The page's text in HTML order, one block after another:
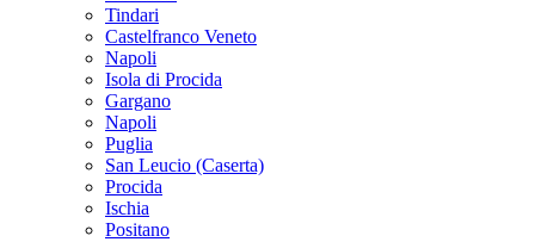
Tindari
Castelfranco Veneto
Napoli
Isola di Procida
Gargano
Napoli
Puglia
San Leucio (Caserta)
Procida
Ischia
Positano